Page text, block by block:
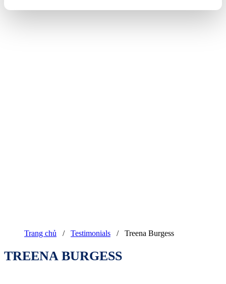
Trang chủ / Testimonials / Treena Burgess
TREENA BURGESS